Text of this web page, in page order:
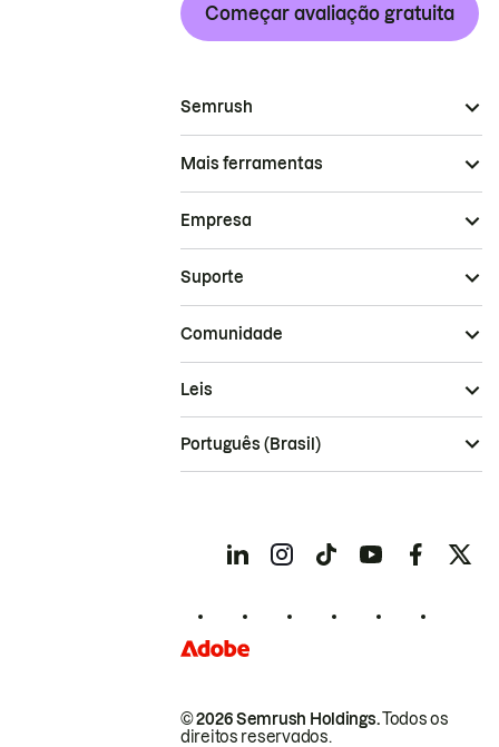
Começar avaliação gratuita
Semrush
Mais ferramentas
Empresa
Suporte
Comunidade
© 2026 Semrush Holdings.Todos os
direitos reservados.
Leis
Português (Brasil)